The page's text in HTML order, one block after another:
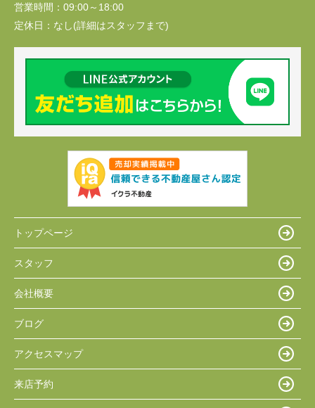
営業時間： 09:00～18:00
定休日： なし(詳細はスタッフまで)
トップページ
スタッフ
会社概要
ブログ
アクセスマップ
来店予約